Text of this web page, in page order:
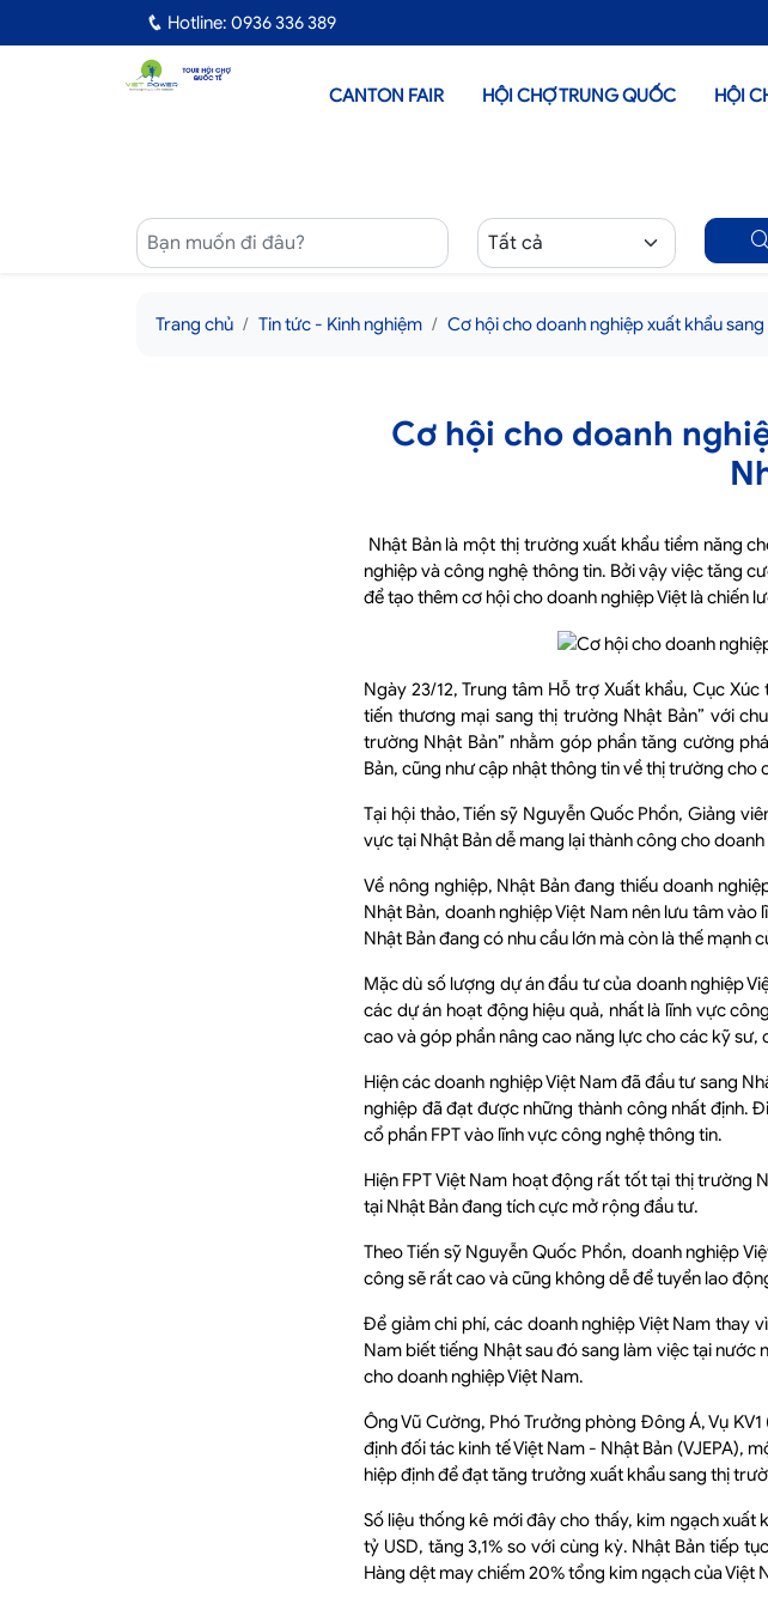
Hotline: 0936 336 389
CANTON FAIR HỘI CHỢ TRUNG QUỐC HỘI
Trang chủ Tin tức - Kinh nghiệm Cơ hội cho doanh nghiệp xuất khẩu
Cơ hội cho doanh
Nhật Bản là một thị trường xuất khẩu tiềm năng
nghiệp và công nghệ thông tin. Bởi vậy việc tăng
để tạo thêm cơ hội cho doanh nghiệp Việt là chiến
Ngày 23/12, Trung tâm Hỗ trợ Xuất khẩu, Cục
tiến thương mại sang thị trường Nhật Bản” với
trường Nhật Bản” nhằm góp phần tăng cường
Bản, cũng như cập nhật thông tin về thị trường cho
Tại hội thảo, Tiến sỹ Nguyễn Quốc Phồn, Giảng
vực tại Nhật Bản dễ mang lại thành công cho
Về nông nghiệp, Nhật Bản đang thiếu doanh
Nhật Bản, doanh nghiệp Việt Nam nên lưu tâm
Nhật Bản đang có nhu cầu lớn mà còn là thế mạnh
Mặc dù số lượng dự án đầu tư của doanh nghiệp
các dự án hoạt động hiệu quả, nhất là lĩnh vực
cao và góp phần nâng cao năng lực cho các kỹ sư,
Hiện các doanh nghiệp Việt Nam đã đầu tư sang
nghiệp đã đạt được những thành công nhất định.
cổ phần FPT vào lĩnh vực công nghệ thông tin.
Hiện FPT Việt Nam hoạt động rất tốt tại thị trường
tại Nhật Bản đang tích cực mở rộng đầu tư.
Theo Tiến sỹ Nguyễn Quốc Phồn, doanh nghiệp
công sẽ rất cao và cũng không dễ để tuyển lao
Để giảm chi phí, các doanh nghiệp Việt Nam thay
Nam biết tiếng Nhật sau đó sang làm việc tại nước
cho doanh nghiệp Việt Nam.
Ông Vũ Cường, Phó Trưởng phòng Đông Á, Vụ
định đối tác kinh tế Việt Nam - Nhật Bản (VJEPA),
hiệp định để đạt tăng trưởng xuất khẩu sang thị
Số liệu thống kê mới đây cho thấy, kim ngạch xuất
tỷ USD, tăng 3,1% so với cùng kỳ. Nhật Bản tiếp
Hàng dệt may chiếm 20% tổng kim ngạch của Việt